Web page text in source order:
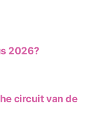
2026?
circuit van de